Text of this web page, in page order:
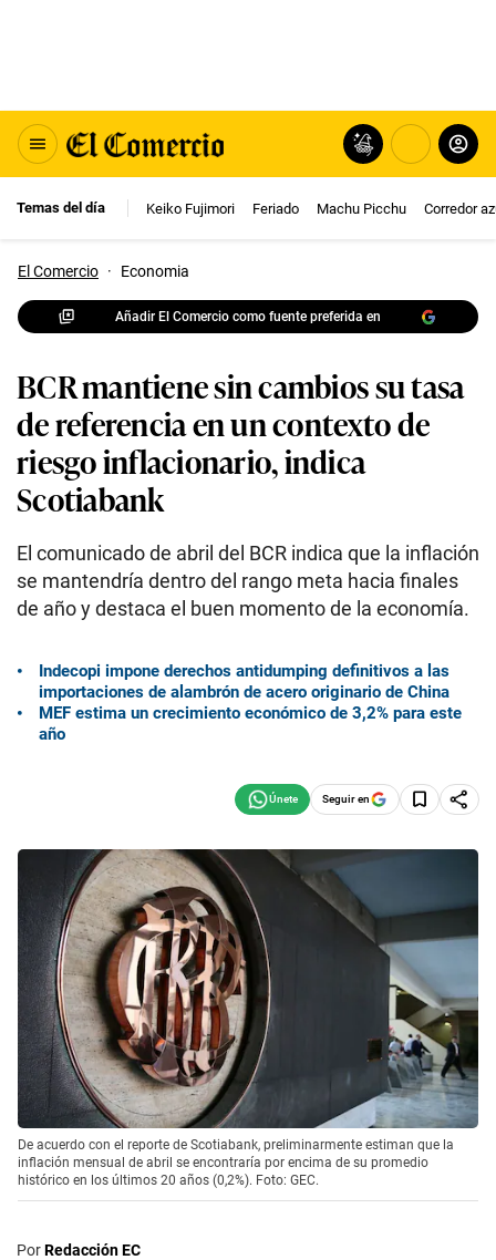
Temas del día Keiko Fujimori Feriado Machu Picchu Corredor
El Comercio · Economia
Añadir El Comercio como fuente preferida en
BCR mantiene sin cambios su tasa
de referencia en un contexto de
riesgo inflacionario, indica
Scotiabank
El comunicado de abril del BCR indica que la inflación
se mantendría dentro del rango meta hacia finales
de año y destaca el buen momento de la economía.
Indecopi impone derechos antidumping definitivos a las
importaciones de alambrón de acero originario de China
MEF estima un crecimiento económico de 3,2% para este
año
Seguir en
De acuerdo con el reporte de Scotiabank, preliminarmente estiman que la
inflación mensual de abril se encontraría por encima de su promedio
histórico en los últimos 20 años (0,2%). Foto: GEC.
PorRedacción EC